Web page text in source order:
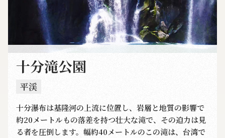
十分滝公園
平渓
十分瀑布は基隆河の上流に位置し、岩層と地質の影響で
約20メートルもの落差を持つ壮大な滝で、その迫力は見
る者を圧倒します。幅約40メートルのこの滝は、台湾で